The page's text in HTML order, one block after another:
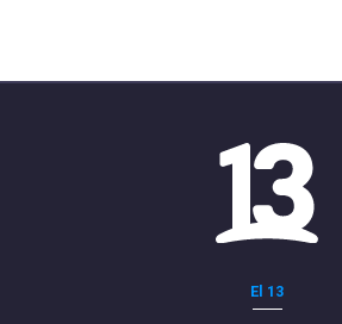
El 13